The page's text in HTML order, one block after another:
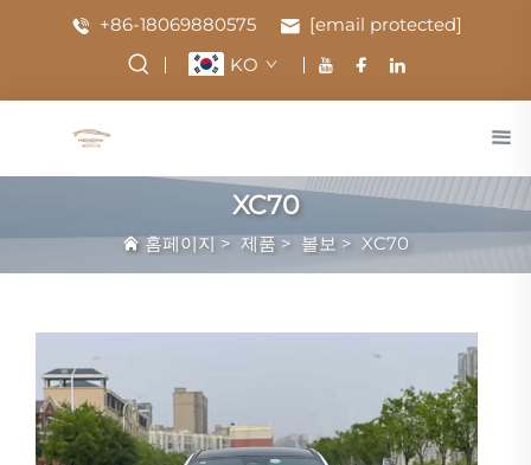
+86-18069880575
[email protected]
KO
XC70
홈페이지 > 제품 > 볼보 > XC70